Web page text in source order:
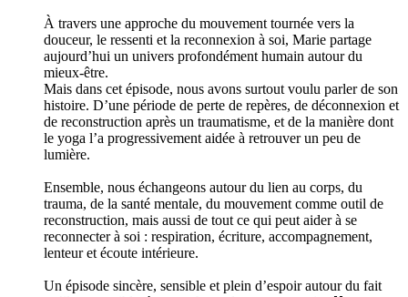
À travers une approche du mouvement tournée vers la
douceur, le ressenti et la reconnexion à soi, Marie partage
aujourd’hui un univers profondément humain autour du
mieux-être.
Mais dans cet épisode, nous avons surtout voulu parler de son
histoire. D’une période de perte de repères, de déconnexion et
de reconstruction après un traumatisme, et de la manière dont
le yoga l’a progressivement aidée à retrouver un peu de
lumière.
Ensemble, nous échangeons autour du lien au corps, du
trauma, de la santé mentale, du mouvement comme outil de
reconstruction, mais aussi de tout ce qui peut aider à se
reconnecter à soi : respiration, écriture, accompagnement,
lenteur et écoute intérieure.
Un épisode sincère, sensible et plein d’espoir autour du fait